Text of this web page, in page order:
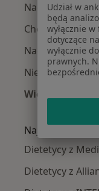
Nadwaga w
Choroba
Nadciśnienie
Niedoczynność
Więcej (15)
Więcej
Dietetycy z
Dietetycy z
Udział w
będą
wyłącznie
dotyczące
wyłącznie
prawnych.